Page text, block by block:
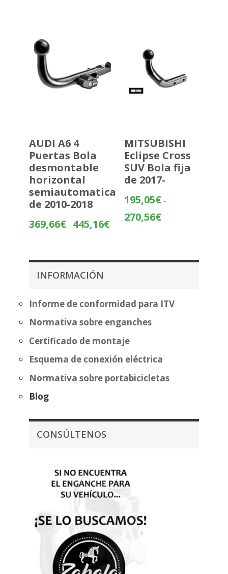
AUDI A6 4
Puertas Bola
desmontable
horizontal
semiautomatica
de 2010-2018
369,66€ - 445,16€Rango
MITSUBISHI
Eclipse Cross
SUV Bola fija
de 2017-
195,05€ -
270,56€Rango
195,05€
INFORMACIÓN
Informe de conformidad para ITV
Normativa sobre enganches
Certificado de montaje
Esquema de conexión eléctrica
Normativa sobre portabicicletas
Blog
CONSÚLTENOS